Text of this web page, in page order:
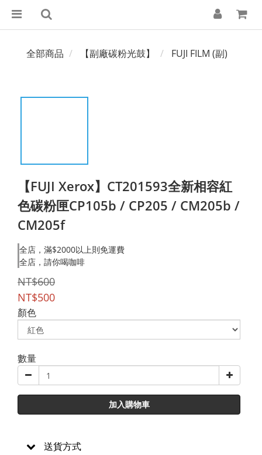
全部商品 【副廠碳粉光鼓】 FUJI FILM (副)
【FUJI Xerox】CT201593全新相容紅
色碳粉匣CP105b / CP205 / CM205b /
CM205f
全店，滿$2000以上則免運費
全店，請你喝咖啡
NT$600
NT$500
顏色
數量
加入購物車
送貨方式